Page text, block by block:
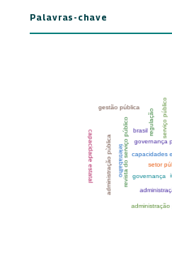
Palavras-chave